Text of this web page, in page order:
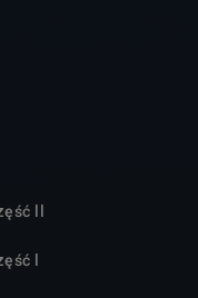
II
I